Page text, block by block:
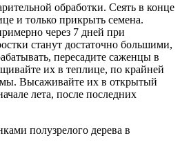
обработки. Сеять в конце
и только прикрыть семена.
через 7 дней при
станут достаточно большими,
пересадите саженцы в
их в теплице, по крайней
Высаживайте их в открытый
лета, после последних
полузрелого дерева в